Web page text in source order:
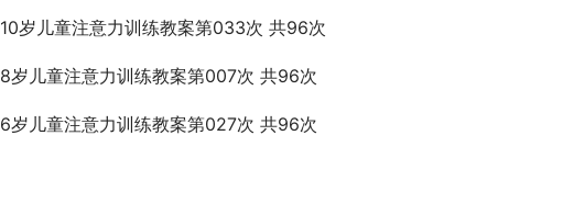
10岁儿童注意力训练教案第033次 共96次
8岁儿童注意力训练教案第007次 共96次
6岁儿童注意力训练教案第027次 共96次